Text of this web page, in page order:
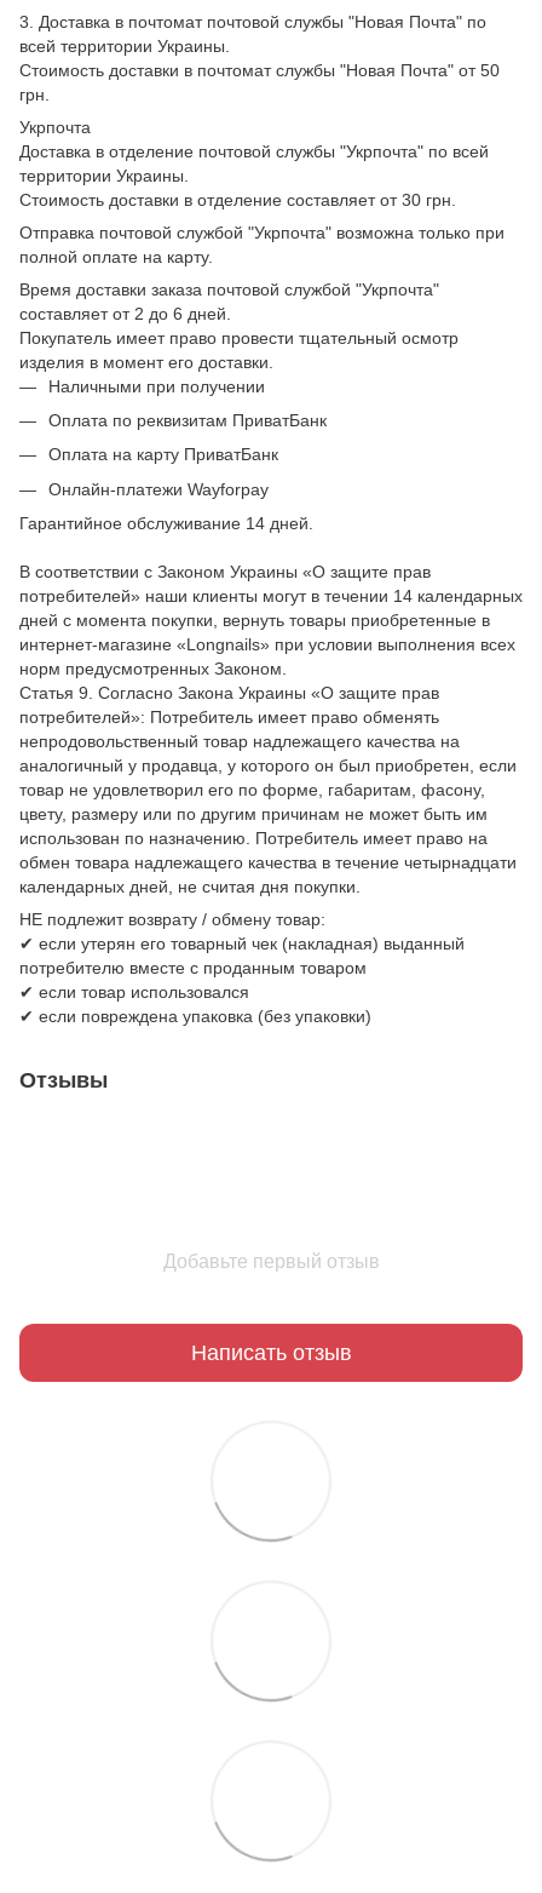
3. Доставка в почтомат почтовой службы "Новая Почта" по
всей территории Украины.
Стоимость доставки в почтомат службы "Новая Почта" от 50
грн.
Укрпочта
Доставка в отделение почтовой службы "Укрпочта" по всей
территории Украины.
Стоимость доставки в отделение составляет от 30 грн.
Отправка почтовой службой "Укрпочта" возможна только при
полной оплате на карту.
Время доставки заказа почтовой службой "Укрпочта"
составляет от 2 до 6 дней.
Покупатель имеет право провести тщательный осмотр
изделия в момент его доставки.
Наличными при получении
Оплата по реквизитам ПриватБанк
Оплата на карту ПриватБанк
Онлайн-платежи Wayforpay
Гарантийное обслуживание 14 дней.
В соответствии с Законом Украины «О защите прав
потребителей» наши клиенты могут в течении 14 календарных
дней с момента покупки, вернуть товары приобретенные в
интернет-магазине «Longnails» при условии выполнения всех
норм предусмотренных Законом.
Статья 9. Согласно Закона Украины «О защите прав
потребителей»: Потребитель имеет право обменять
непродовольственный товар надлежащего качества на
аналогичный у продавца, у которого он был приобретен, если
товар не удовлетворил его по форме, габаритам, фасону,
цвету, размеру или по другим причинам не может быть им
использован по назначению. Потребитель имеет право на
обмен товара надлежащего качества в течение четырнадцати
календарных дней, не считая дня покупки.
НЕ подлежит возврату / обмену товар:
✔ если утерян его товарный чек (накладная) выданный
потребителю вместе с проданным товаром
✔ если товар использовался
✔ если повреждена упаковка (без упаковки)
Отзывы
Добавьте первый отзыв
Написать отзыв